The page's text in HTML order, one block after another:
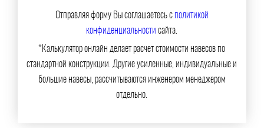
Отправляя форму Вы соглашаетесь сполитикой
конфиденциальности сайта.
*Калькулятор онлайн делает расчет стоимости навесов по
стандартной конструкции. Другие усиленные, индивидуальные и
большие навесы, рассчитываются инженером менеджером
отдельно.